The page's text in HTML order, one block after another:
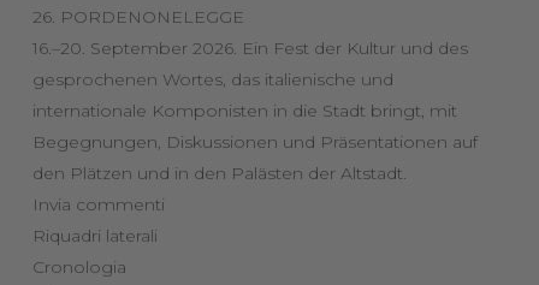
26. PORDENONELEGGE
16.–20. September 2026. Ein Fest der Kultur und des
gesprochenen Wortes, das italienische und
internationale Komponisten in die Stadt bringt, mit
Begegnungen, Diskussionen und Präsentationen auf
den Plätzen und in den Palästen der Altstadt.
Invia commenti
Riquadri laterali
Cronologia